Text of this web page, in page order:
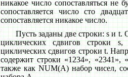
никакое число сопоставляться не
сопоставляется число сто
сопоставляется никакое число.
Пусть заданы две строки: s и t.
циклических сдвигов строки
циклических сдвигов строки t.
содержит строки «1234», «2341»,
также как NUM(A) набор чисел,